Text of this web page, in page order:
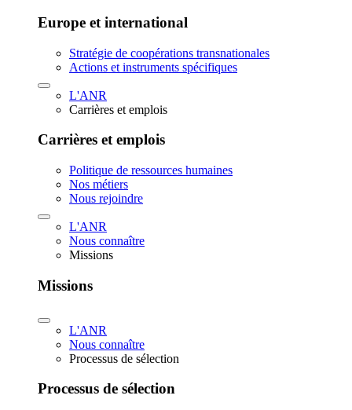
Europe et international
Stratégie de coopérations transnationales
Actions et instruments spécifiques
L'ANR
Carrières et emplois
Carrières et emplois
Politique de ressources humaines
Nos métiers
Nous rejoindre
L'ANR
Nous connaître
Missions
Missions
L'ANR
Nous connaître
Processus de sélection
Processus de sélection